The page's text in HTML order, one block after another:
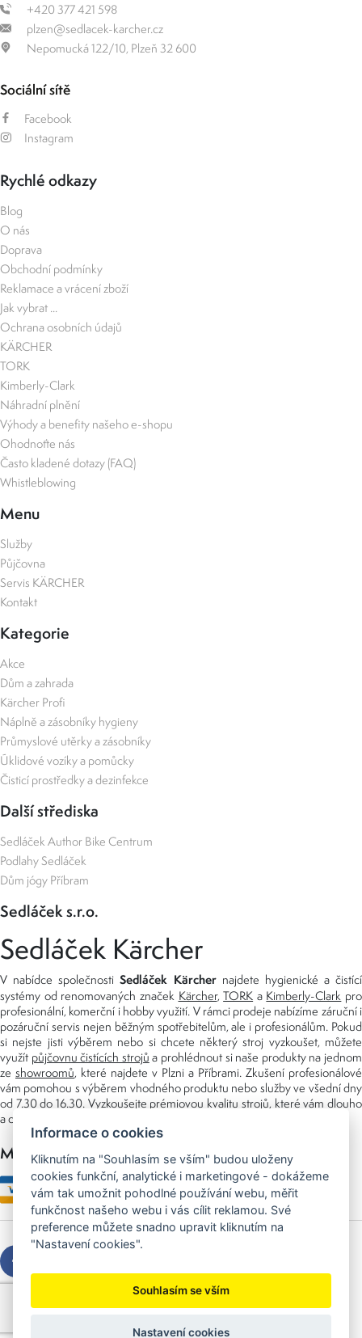
+420 377 421 598
plzen@sedlacek-karcher.cz
Nepomucká 122/10, Plzeň 32 600
Sociální sítě
Facebook
Instagram
Rychlé odkazy
Blog
O nás
Doprava
Obchodní podmínky
Reklamace a vrácení zboží
Jak vybrat ...
Ochrana osobních údajů
KÄRCHER
TORK
Kimberly-Clark
Náhradní plnění
Výhody a benefity našeho e-shopu
Ohodnoťte nás
Často kladené dotazy (FAQ)
Whistleblowing
Menu
Služby
Půjčovna
Servis KÄRCHER
Kontakt
Kategorie
Akce
Dům a zahrada
Kärcher Profi
Náplně a zásobníky hygieny
Průmyslové utěrky a zásobníky
Úklidové vozíky a pomůcky
Čisticí prostředky a dezinfekce
Další střediska
Sedláček Author Bike Centrum
Podlahy Sedláček
Dům jógy Příbram
Sedláček s.r.o.
Sedláček Kärcher
V nabídce společnostiSedláček Kärchernajdete hygienické a čistící
systémy od renomovaných značek Kärcher,TORK a Kimberly-Clark pro
profesionální, komerční i hobby využití. V rámci prodeje nabízíme záruční i
pozáruční servis nejen běžným spotřebitelům, ale i profesionálům. Pokud
si nejste jisti výběrem nebo si chcete některý stroj vyzkoušet, můžete
využít půjčovnu čistících strojů a prohlédnout si naše produkty na jednom
ze showroomů, které najdete v Plzni a Příbrami. Zkušení profesionálové
vám pomohou s výběrem vhodného produktu nebo služby ve všední dny
od 7.30 do 16.30. Vyzkoušejte prémiovou kvalitu strojů, které vám dlouho
a dobře poslouží nejen doma, ale i v zaměstnání.
Možnosti platby
Copyright © 2026 Sedláček s.r.o.
Created byOLC Webdesign
Informace o cookies
Kliknutím na "Souhlasím se vším" budou uloženy
cookies funkční, analytické i marketingové - dokážeme
vám tak umožnit pohodlné používání webu, měřit
funkčnost našeho webu i vás cílit reklamou. Své
preference můžete snadno upravit kliknutím na
"Nastavení cookies".
Souhlasím se vším
Nastavení cookies